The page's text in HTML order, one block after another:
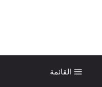
القائمة